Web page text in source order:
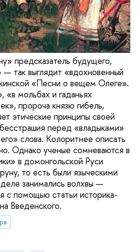
предсказатель будущего,
так выглядит «вдохновенный
«Песни о вещем Олеге».
мольбах и гаданьях
пророча князю гибель,
этические принципы своей
перед «владыками»
слова. Колоритнее описать
Однако ученые сомневаются в
в домонгольской Руси
то есть были языческими
занимались волхвы —
с помощью статьи историка-
Введенского.